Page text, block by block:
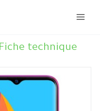
technique